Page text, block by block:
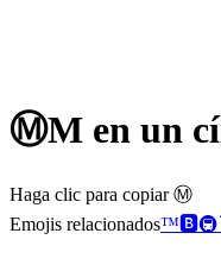
Ⓜ️M en un
Haga clic para copiar Ⓜ️
Emojis relacionados™️🅱️🚇